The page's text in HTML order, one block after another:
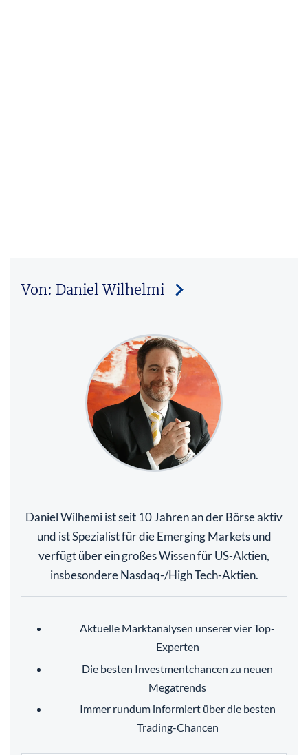
Von: Daniel Wilhelmi
Daniel Wilhemi ist seit 10 Jahren an der Börse aktiv
und ist Spezialist für die Emerging Markets und
verfügt über ein großes Wissen für US-Aktien,
insbesondere Nasdaq-/High Tech-Aktien.
Aktuelle Marktanalysen unserer vier Top-
Experten
Die besten Investmentchancen zu neuen
Megatrends
Immer rundum informiert über die besten
Trading-Chancen